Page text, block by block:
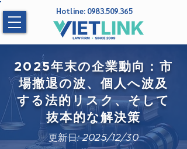
Hotline: 0983.509.365
2025年末の企業動向：市
場撤退の波、個人へ波及
する法的リスク、そして
抜本的な解決策
更新日: 2025/12/30